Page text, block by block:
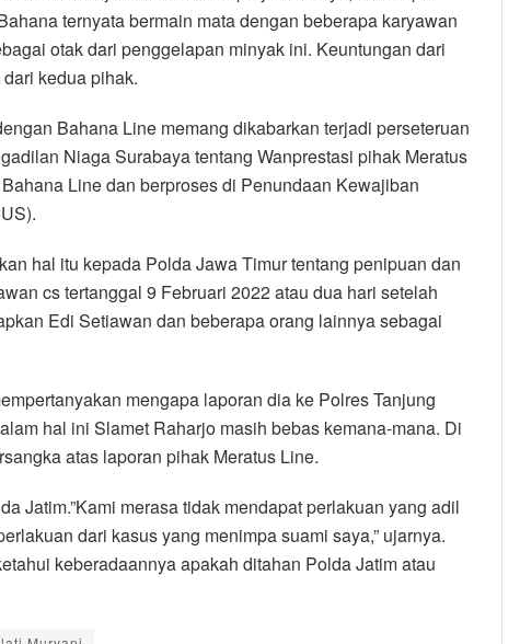
ternyata bermain mata dengan beberapa karyawan
otak dari penggelapan minyak ini. Keuntungan dari
kedua pihak.
Bahana Line memang dikabarkan terjadi perseteruan
Niaga Surabaya tentang Wanprestasi pihak Meratus
Line dan berproses di Penundaan Kewajiban
hal itu kepada Polda Jawa Timur tentang penipuan dan
cs tertanggal 9 Februari 2022 atau dua hari setelah
Edi Setiawan dan beberapa orang lainnya sebagai
mengapa laporan dia ke Polres Tanjung
hal ini Slamet Raharjo masih bebas kemana-mana. Di
atas laporan pihak Meratus Line.
Jatim.”Kami merasa tidak mendapat perlakuan yang adil
dari kasus yang menimpa suami saya,” ujarnya.
keberadaannya apakah ditahan Polda Jatim atau